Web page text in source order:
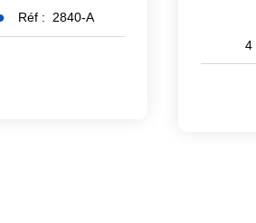
Réf : 2840-A
4